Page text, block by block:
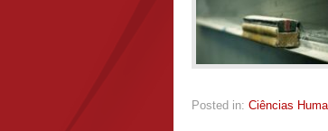
Posted in: Ciências